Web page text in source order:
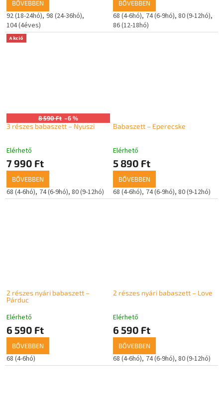
BŐVEBBEN
92 (18-24hó) 98 (24-36hó)
104 (4éves)
BŐVEBBEN
68 (4-6hó) 74 (6-9hó) 80 (9-12hó)
86 (12-18hó)
Akció
8 590 Ft –6 %
3 részes babaszett – Nyuszi
Elérhető
7 990 Ft
BŐVEBBEN
68 (4-6hó) 74 (6-9hó) 80 (9-12hó)
Babaszett – Eperecske
Elérhető
5 890 Ft
BŐVEBBEN
68 (4-6hó) 74 (6-9hó) 80 (9-12hó)
2 részes nyári babaszett –
Párduc
Elérhető
6 590 Ft
BŐVEBBEN
68 (4-6hó)
2 részes nyári babaszett – Love
Elérhető
6 590 Ft
BŐVEBBEN
68 (4-6hó) 74 (6-9hó) 80 (9-12hó)